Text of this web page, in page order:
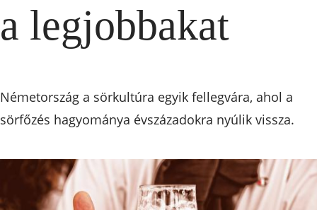
a legjobbakat
Németország a sörkultúra egyik fellegvára, ahol a
sörfőzés hagyománya évszázadokra nyúlik vissza.